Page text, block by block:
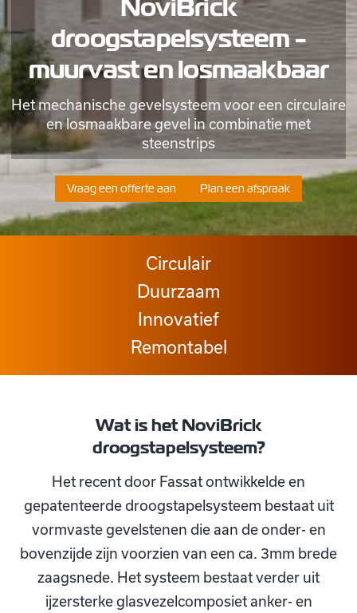
NoviBrick
droogstapelsysteem -
muurvast en losmaakbaar
Het mechanische gevelsysteem voor een circulaire
en losmaakbare gevel in combinatie met
steenstrips
Vraag een offerte aan Plan een afspraak
Circulair
Duurzaam
Innovatief
Remontabel
Wat is het NoviBrick
droogstapelsysteem?
Het recent door Fassat ontwikkelde en
gepatenteerde droogstapelsysteem bestaat uit
vormvaste gevelstenen die aan de onder- en
bovenzijde zijn voorzien van een ca. 3mm brede
zaagsnede. Het systeem bestaat verder uit
ijzersterke glasvezelcomposiet anker- en